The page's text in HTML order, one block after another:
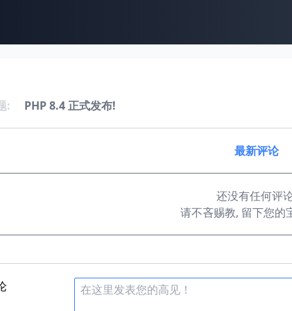
: PHP 8.4 正式发布!
最新评论
还没有任何评
请不吝赐教, 留下您的